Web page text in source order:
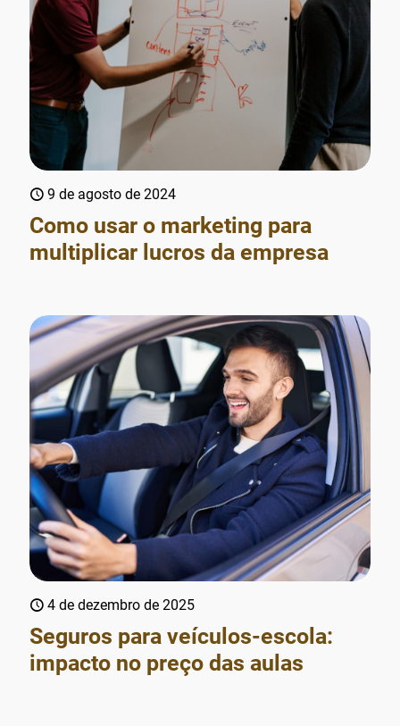
9 de agosto de 2024
Como usar o marketing para
multiplicar lucros da empresa
4 de dezembro de 2025
Seguros para veículos-escola:
impacto no preço das aulas